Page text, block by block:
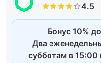
Бонус 10%
Два
субботам в 15:00